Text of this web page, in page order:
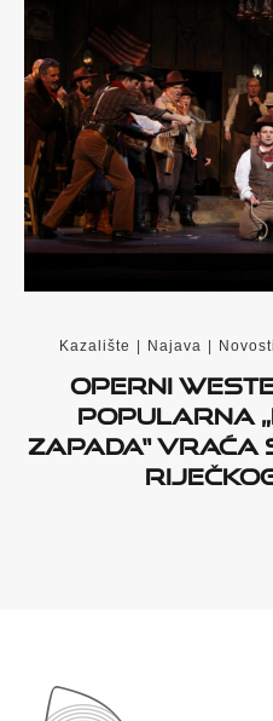
Kazalište | Najava | Novosti
Operni
popularna
Zapada“ vraća